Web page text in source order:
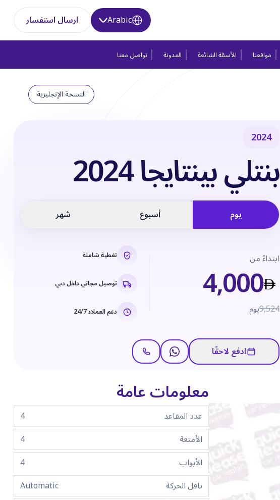
Arabic ارسال استفسار
مواقعنا الأسئلة الشائعة المدونة تواصل معنا
النسخة الإنجليزية
2024
بنتلي بينتايجا 2024
يوم أسبوع شهر
ابتداءً من4,0009,524يوم
تغطية شاملة
توصيل مجاني داخل دبي
دعم العملاء 24/7
ادفع لاحقًا
معلومات عامة
عدد المقاعد
4
الأمتعة
4
الأبواب
4
ناقل الحركة
Automatic